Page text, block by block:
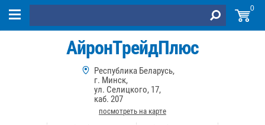
АйронТрейдПлюс
Республика Беларусь,
г. Минск,
ул. Селицкого, 17,
каб. 207
посмотреть на карте
0